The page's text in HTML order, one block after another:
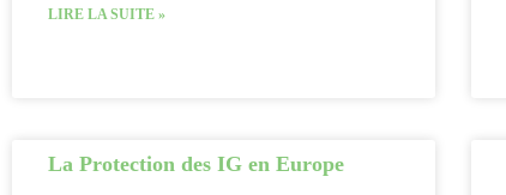
LIRE LA SUITE »
La Protection des IG en Europe